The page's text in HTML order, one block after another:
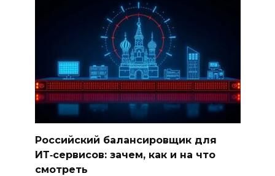
Российский балансировщик для
ИТ‑сервисов: зачем, как и на что
смотреть